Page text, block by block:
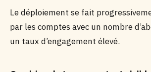
Le déploiement se fait
par les comptes avec un nombre
un taux d’engagement élevé.